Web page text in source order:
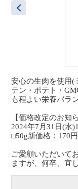
安心の生肉を使用(
テン・ポテト・
も程よい栄養バラ
【価格改定のお知
2024年7月31日(水
□50g新価格：170
ご愛顧いただいて
ますが、何卒、宜